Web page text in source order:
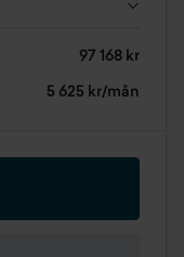
97 168 kr
5 625 kr/mån